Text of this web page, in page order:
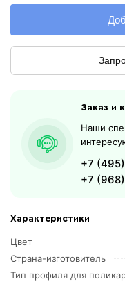
Характеристики
Цвет
Страна-изготовитель
Тип профиля для
Заказ и
Наши
+7
+7